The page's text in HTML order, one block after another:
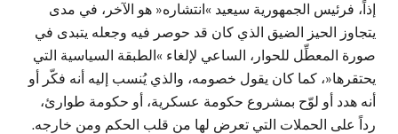
إذاً، فرئيس الجمهورية سيعيد »انتشاره« هو الآخر، في مدى
يتجاوز الحيز الضيق الذي كان قد حوصر فيه وجعله يتبدى في
صورة المعطِّل للحوار، الساعي لإلغاء »الطبقة السياسية التي
يحتقرها«، كما كان يقول خصومه، والذي يُنسب إليه أنه فكّر أو
أنه هدد أو لوّح بمشروع حكومة عسكرية، أو حكومة طوارئ،
رداً على الحملات التي تعرض لها من قلب الحكم ومن خارجه.